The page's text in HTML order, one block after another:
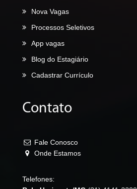
Nova Vagas
Processos Seletivos
App vagas
Blog do Estagiário
Cadastrar Currículo
Contato
Fale Conosco
Onde Estamos
Telefones: